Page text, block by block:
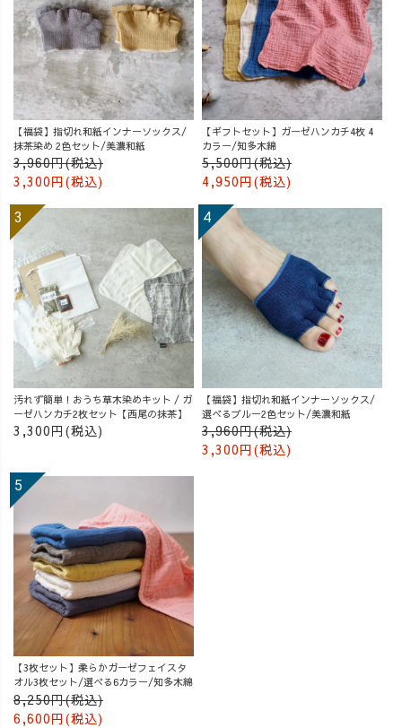
【福袋】指切れ和紙インナーソックス/
抹茶染め 2色セット/美濃和紙
3,960円(税込)
3,300円(税込)
【ギフトセット】ガーゼハンカチ4枚 4
カラー/知多木綿
5,500円(税込)
4,950円(税込)
汚れず簡単！おうち草木染めキット / ガ
ーゼハンカチ2枚セット【西尾の抹茶】
3,300円(税込)
【福袋】指切れ和紙インナーソックス/
選べるブルー2色セット/美濃和紙
3,960円(税込)
3,300円(税込)
【3枚セット】柔らかガーゼフェイスタ
オル3枚セット/選べる6カラー/知多木綿
8,250円(税込)
6,600円(税込)